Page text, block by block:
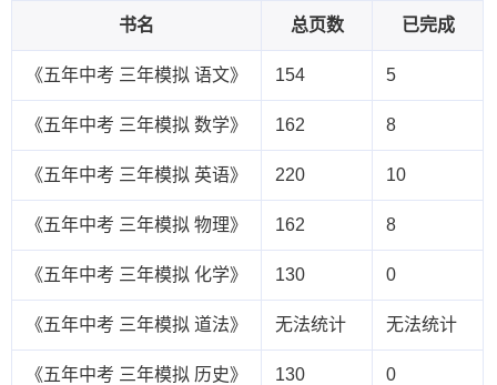
书名 总页数 已完成
《五年中考 三年模拟 语文》 154 5
《五年中考 三年模拟 数学》 162 8
《五年中考 三年模拟 英语》 220 10
《五年中考 三年模拟 物理》 162 8
《五年中考 三年模拟 化学》 130 0
《五年中考 三年模拟 道法》 无法统计 无法统计
《五年中考 三年模拟 历史》 130 0